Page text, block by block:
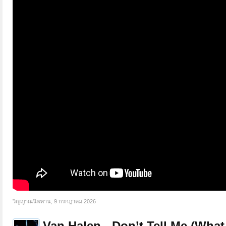
วิญญาณนิพพาน 9 กรกฎาคม 2026